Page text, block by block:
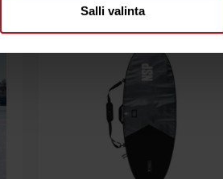
Salli valinta